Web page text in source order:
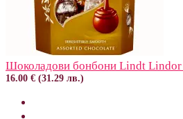
Шоколадови бонбони Lindt
16.00 € (31.29 лв.)